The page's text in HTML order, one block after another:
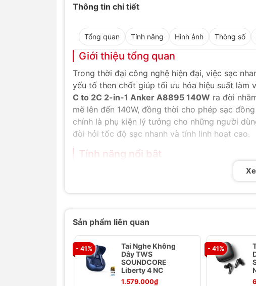
Thông tin chi tiết
Tổng quan Tính năng Hình ảnh Thông số
Giới thiệu tổng quan
Trong thời đại công nghệ hiện đại, việc sạc
yếu tố then chốt giúp tối ưu hóa hiệu suất làm
C to 2C 2-in-1 Anker A8895 140W ra đời
mẽ lên đến 140W, đồng thời cho phép sạc
chính là phụ kiện lý tưởng cho những người
đòi hỏi tốc độ sạc nhanh và tính linh hoạt cao.
Tính năng nổi bật
Điểm nổi bật
USB-C để cắm vào củ sạc hoặc laptop,
hai thiết bị USB-C cùng một lúc, vô cùng
Công suất sạc nhanh 140W:Sợi cáp này
năng sạc nhanh chóng cho cả những
Giải pháp lý tưởng cho mọi tình huống:
cùng lúc hai điện thoại, hoặc một điện
gian và thời gian hiệu quả.
Độ bền bỉ vượt trội:
Anker luôn chú trọng
Sản phẩm liên quan
- 41%
Tai Nghe Không
Dây TWS
SOUNDCORE
Liberty 4 NC
1.579.000₫
- 41%